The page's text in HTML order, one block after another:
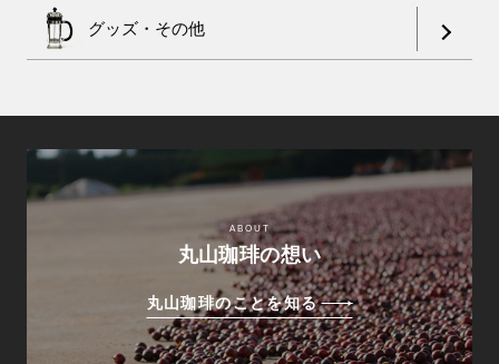
グッズ・その他
ABOUT
丸山珈琲の想い
丸山珈琲のことを知る